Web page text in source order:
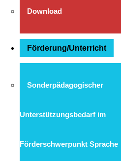
Download
Förderung/Unterricht
Sonderpädagogischer
Unterstützungsbedarf im
Förderschwerpunkt Sprache